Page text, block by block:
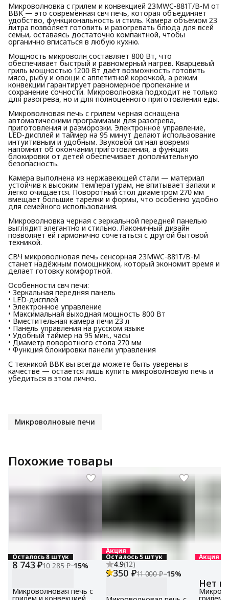
Микроволновка с грилем и конвекцией 23MWC-881T/B-M от
BBK — это современная свч печь, которая объединяет
удобство, функциональность и стиль. Камера объёмом 23
литра позволяет готовить и разогревать блюда для всей
семьи, оставаясь достаточно компактной, чтобы
органично вписаться в любую кухню.
Мощность микроволн составляет 800 Вт, что
обеспечивает быстрый и равномерный нагрев. Кварцевый
гриль мощностью 1200 Вт даёт возможность готовить
мясо, рыбу и овощи с аппетитной корочкой, а режим
конвекции гарантирует равномерное пропекание и
сохранение сочности. Микроволновка подходит не только
для разогрева, но и для полноценного приготовления еды.
Микроволновая печь с грилем черная оснащена
автоматическими программами для разогрева,
приготовления и разморозки. Электронное управление,
LED-дисплей и таймер на 95 минут делают использование
интуитивным и удобным. Звуковой сигнал вовремя
напомнит об окончании приготовления, а функция
блокировки от детей обеспечивает дополнительную
безопасность.
Камера выполнена из нержавеющей стали — материал
устойчив к высоким температурам, не впитывает запахи и
легко очищается. Поворотный стол диаметром 270 мм
вмещает большие тарелки и формы, что особенно удобно
для семейного использования.
Микроволновка черная с зеркальной передней панелью
выглядит элегантно и стильно. Лаконичный дизайн
позволяет ей гармонично сочетаться с другой бытовой
техникой.
СВЧ микроволновая печь сенсорная 23MWC-881T/B-M
станет надёжным помощником, который экономит время и
делает готовку комфортной.
Особенности свч печи:
• Зеркальная передняя панель
• LED-дисплей
• Электронное управление
• Максимальная выходная мощность 800 Вт
• Вместительная камера печи 23 л
• Панель управления на русском языке
• Удобный таймер на 95 мин., часы
• Диаметр поворотного стола 270 мм
• Функция блокировки панели управления
С техникой BBK вы всегда можете быть уверены в
качестве — остается лишь купить микроволновую печь и
убедиться в этом лично.
Микроволновые печи
Похожие товары
Осталось 8 штук
8 743 ₽10 285 ₽−15%
Микроволновая печь с
Акция
Осталось 5 штук
4.9(12)
9 350 ₽11 000 ₽−15%
Акция
Нет в